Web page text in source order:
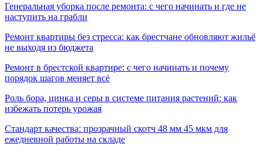
Генеральная уборка после ремонта: с чего начинать и где не
наступить на грабли
Ремонт квартиры без стресса: как брестчане обновляют жильё
не выходя из бюджета
Ремонт в брестской квартире: с чего начинать и почему
порядок шагов меняет всё
Роль бора, цинка и серы в системе питания растений: как
избежать потерь урожая
Стандарт качества: прозрачный скотч 48 мм 45 мкм для
ежедневной работы на складе